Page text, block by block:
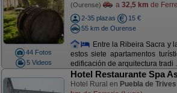
44 Fotos
5 Videos
(Ourense) a 32,5 km de
2-35 plazas
15 €
55 km de Ourense
Entre la Ribeira Sacra y
estos siete apartamentos
edificación de arquitectura tradi
Hotel Restaurante Spa
Hotel Rural en Puebla de Trives